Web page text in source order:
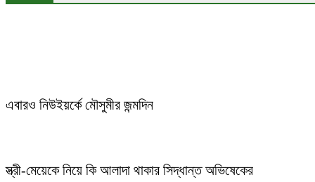
এবারও নিউইয়র্কে মৌসুমীর জন্মদিন
স্ত্রী-মেয়েকে নিয়ে কি আলাদা থাকার সিদ্ধান্ত অভিষেকের